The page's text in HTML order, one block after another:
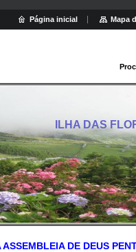
ILHA DAS
DE DEUS
Página inicial Mapa